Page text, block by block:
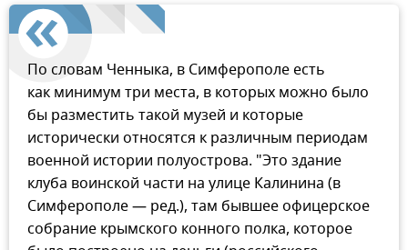
По словам Ченныка, в Симферополе есть
как минимум три места, в которых можно было
бы разместить такой музей и которые
исторически относятся к различным периодам
военной истории полуострова. "Это здание
клуба воинской части на улице Калинина (в
Симферополе — ред.), там бывшее офицерское
собрание крымского конного полка, которое